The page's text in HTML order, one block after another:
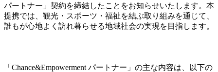
パートナー」契約を締結したことをお知らせいたします。本
提携では、観光・スポーツ・福祉を結ぶ取り組みを通じて、
誰もが心地よく訪れ暮らせる地域社会の実現を目指します。
「Chance&Empowerment パートナー」の主な内容は、以下の